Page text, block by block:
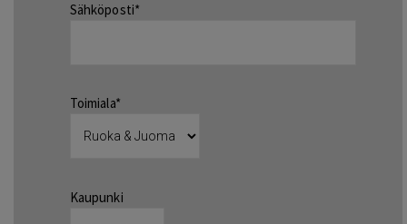
Sähköposti*
Toimiala*
Kaupunki